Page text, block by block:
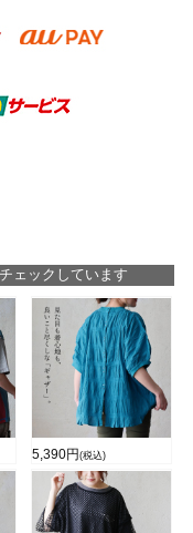
ェックしています
5,390円 (税込)